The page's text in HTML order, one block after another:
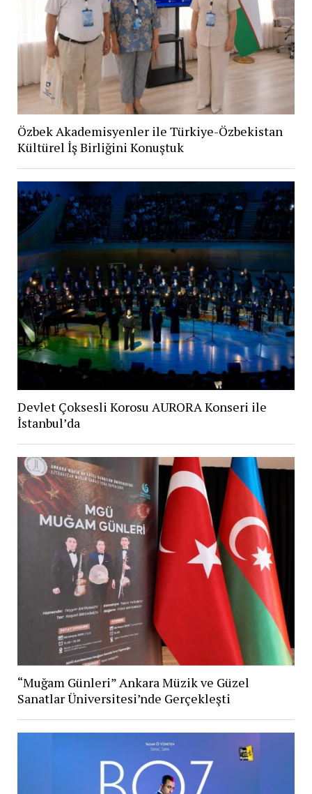
Özbek Akademisyenler ile Türkiye-Özbekistan
Kültürel İş Birliğini Konuştuk
Devlet Çoksesli Korosu AURORA Konseri ile
İstanbul’da
“Muğam Günleri” Ankara Müzik ve Güzel
Sanatlar Üniversitesi’nde Gerçekleşti